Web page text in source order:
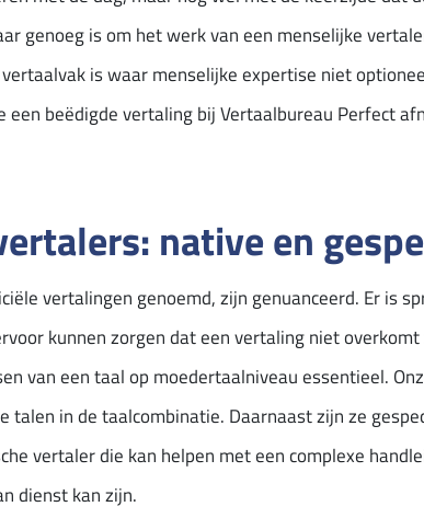
genoeg is om het werk van een menselijke
is waar menselijke expertise niet
beëdigde vertaling bij Vertaalbureau Perfect
native en
vertalingen genoemd, zijn genuanceerd. Er is
kunnen zorgen dat een vertaling niet
van een taal op moedertaalniveau essentieel.
talen in de taalcombinatie. Daarnaast zijn ze
vertaler die kan helpen met een complexe
dienst kan zijn.